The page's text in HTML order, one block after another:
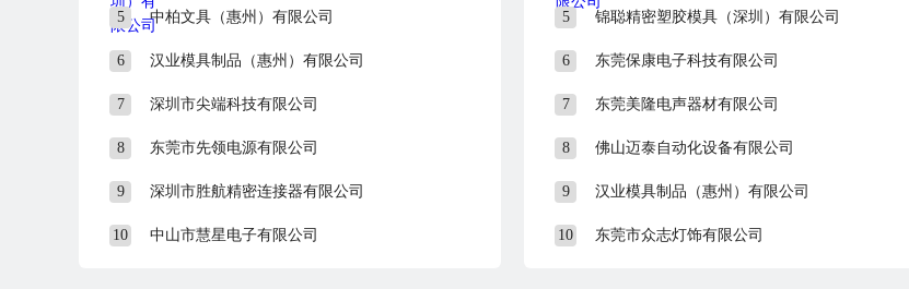
乙、公司电话：85625222-171
5 中柏文具（惠州）有限公司
6 汉业模具制品（惠州）有限公司
7 深圳市尖端科技有限公司
8 东莞市先领电源有限公司
9 深圳市胜航精密连接器有限公司
10 中山市慧星电子有限公司
5 锦聪精密塑胶模具（深圳）有限公司
6 东莞保康电子科技有限公司
7 东莞美隆电声器材有限公司
8 佛山迈泰自动化设备有限公司
9 汉业模具制品（惠州）有限公司
10 东莞市众志灯饰有限公司